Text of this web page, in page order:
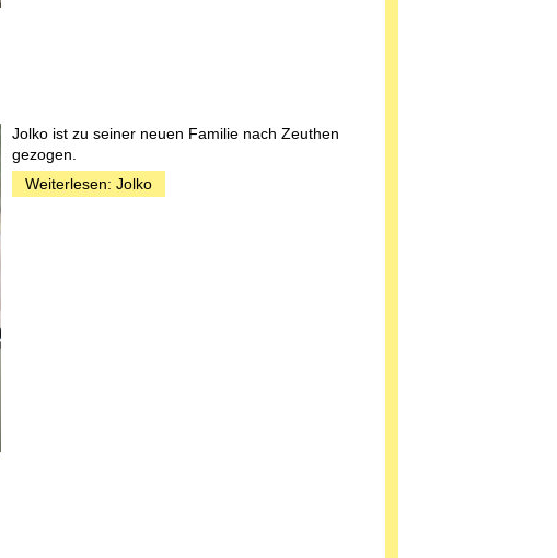
Jolko ist zu seiner neuen Familie nach Zeuthen
gezogen.
Weiterlesen: Jolko